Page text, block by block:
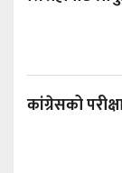
कांग्रेसको